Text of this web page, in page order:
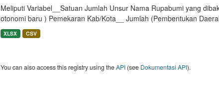
Meliputi Variabel__Satuan Jumlah Unsur Nama Rupabumi yang
otonomi baru ) Pemekaran Kab/Kota__ Jumlah (Pembentukan
XLSX CSV
You can also access this registry using theAPI(see Dokumentasi API).